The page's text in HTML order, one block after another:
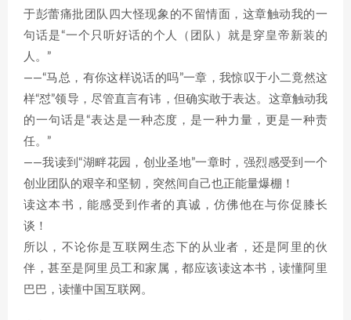
于彭蕾痛批团队四大怪现象的不留情面，这章触动我的一
句话是“一个只听好话的个人（团队）就是穿皇帝新装的
人。”
——“马总，有你这样说话的吗”一章，我惊叹于小二竟然这
样“怼”领导，尽管直言有讳，但确实敢于表达。这章触动我
的一句话是“表达是一种态度，是一种力量，更是一种责
任。”
——我读到“湖畔花园，创业圣地”一章时，强烈感受到一个
创业团队的艰辛和坚韧，突然间自己也正能量爆棚！
读这本书，能感受到作者的真诚，仿佛他在与你促膝长
谈！
所以，不论你是互联网生态下的从业者，还是阿里的伙
伴，甚至是阿里员工和家属，都应该读这本书，读懂阿里
巴巴，读懂中国互联网。